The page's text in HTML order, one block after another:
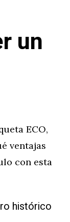
un
ECO,
ventajas
con esta
histórico